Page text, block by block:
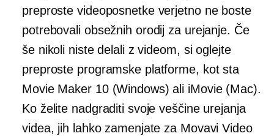
preproste videoposnetke verjetno ne boste
potrebovali obsežnih orodij za urejanje. Če
še nikoli niste delali z videom, si oglejte
preproste programske platforme, kot sta
Movie Maker 10 (Windows) ali iMovie (Mac).
Ko želite nadgraditi svoje veščine urejanja
videa, jih lahko zamenjate za Movavi Video